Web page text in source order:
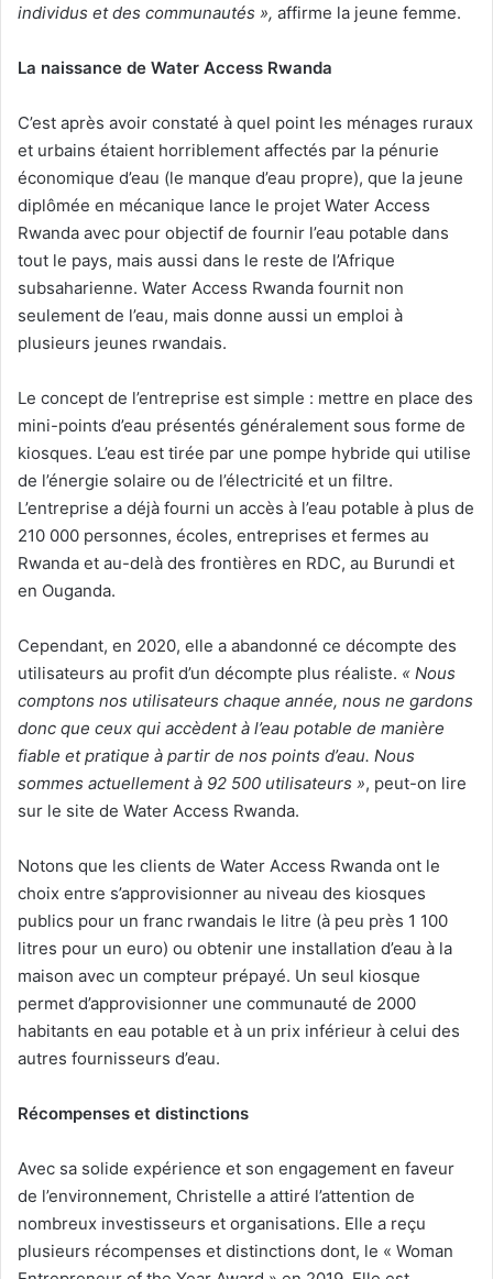
individus et des communautés », affirme la jeune femme.
La naissance de Water Access Rwanda
C’est après avoir constaté à quel point les ménages ruraux
et urbains étaient horriblement affectés par la pénurie
économique d’eau (le manque d’eau propre), que la jeune
diplômée en mécanique lance le projet Water Access
Rwanda avec pour objectif de fournir l’eau potable dans
tout le pays, mais aussi dans le reste de l’Afrique
subsaharienne. Water Access Rwanda fournit non
seulement de l’eau, mais donne aussi un emploi à
plusieurs jeunes rwandais.
Le concept de l’entreprise est simple : mettre en place des
mini-points d’eau présentés généralement sous forme de
kiosques. L’eau est tirée par une pompe hybride qui utilise
de l’énergie solaire ou de l’électricité et un filtre.
L’entreprise a déjà fourni un accès à l’eau potable à plus de
210 000 personnes, écoles, entreprises et fermes au
Rwanda et au-delà des frontières en RDC, au Burundi et
en Ouganda.
Cependant, en 2020, elle a abandonné ce décompte des
utilisateurs au profit d’un décompte plus réaliste. « Nous
comptons nos utilisateurs chaque année, nous ne gardons
donc que ceux qui accèdent à l’eau potable de manière
fiable et pratique à partir de nos points d’eau. Nous
sommes actuellement à 92 500 utilisateurs », peut-on lire
sur le site de Water Access Rwanda.
Notons que les clients de Water Access Rwanda ont le
choix entre s’approvisionner au niveau des kiosques
publics pour un franc rwandais le litre (à peu près 1 100
litres pour un euro) ou obtenir une installation d’eau à la
maison avec un compteur prépayé. Un seul kiosque
permet d’approvisionner une communauté de 2000
habitants en eau potable et à un prix inférieur à celui des
autres fournisseurs d’eau.
Récompenses et distinctions
Avec sa solide expérience et son engagement en faveur
de l’environnement, Christelle a attiré l’attention de
nombreux investisseurs et organisations. Elle a reçu
plusieurs récompenses et distinctions dont, le « Woman